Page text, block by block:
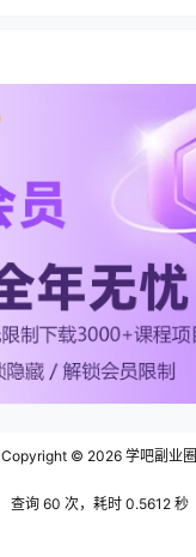
Copyright © 2026 学吧副业圈
查询 60 次，耗时 0.5612 秒